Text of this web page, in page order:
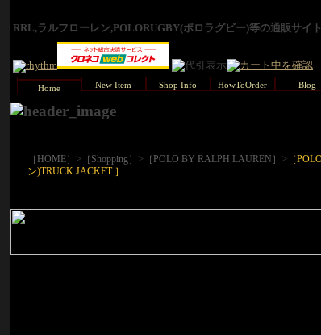
RRL,ラルフローレン,POLORUGBY(ポロラグビー)等の通販サイ
Home New Item Shop Info HowToOrder Blog
［HOME］ > ［Shopping］ > ［POLO BY RALPH LAUREN］ > ［
ン)TRUCK JACKET ］